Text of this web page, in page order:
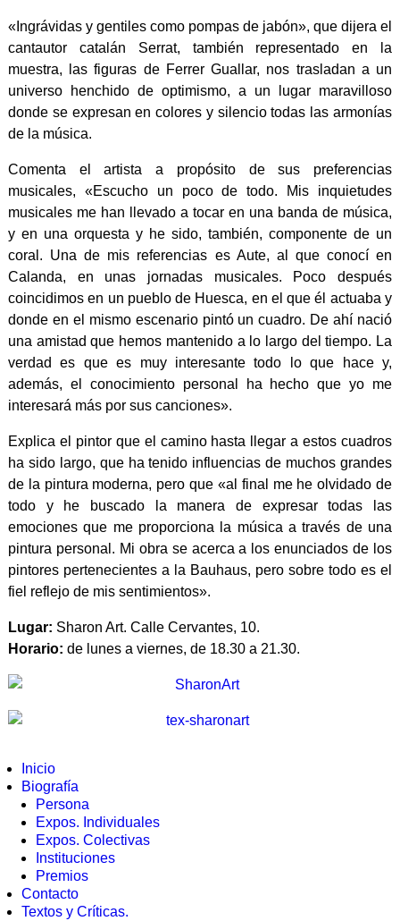
«Ingrávidas y gentiles como pompas de jabón», que dijera el
cantautor catalán Serrat, también representado en la
muestra, las figuras de Ferrer Guallar, nos trasladan a un
universo henchido de optimismo, a un lugar maravilloso
donde se expresan en colores y silencio todas las armonías
de la música.
Comenta el artista a propósito de sus preferencias
musicales, «Escucho un poco de todo. Mis inquietudes
musicales me han llevado a tocar en una banda de música,
y en una orquesta y he sido, también, componente de un
coral. Una de mis referencias es Aute, al que conocí en
Calanda, en unas jornadas musicales. Poco después
coincidimos en un pueblo de Huesca, en el que él actuaba y
donde en el mismo escenario pintó un cuadro. De ahí nació
una amistad que hemos mantenido a lo largo del tiempo. La
verdad es que es muy interesante todo lo que hace y,
además, el conocimiento personal ha hecho que yo me
interesará más por sus canciones».
Explica el pintor que el camino hasta llegar a estos cuadros
ha sido largo, que ha tenido influencias de muchos grandes
de la pintura moderna, pero que «al final me he olvidado de
todo y he buscado la manera de expresar todas las
emociones que me proporciona la música a través de una
pintura personal. Mi obra se acerca a los enunciados de los
pintores pertenecientes a la Bauhaus, pero sobre todo es el
fiel reflejo de mis sentimientos».
Lugar: Sharon Art. Calle Cervantes, 10.
Horario: de lunes a viernes, de 18.30 a 21.30.
Inicio
Biografía
Persona
Expos. Individuales
Expos. Colectivas
Instituciones
Premios
Contacto
Textos y Críticas.